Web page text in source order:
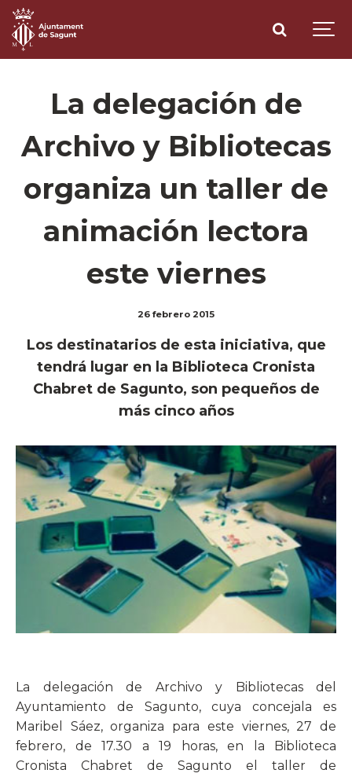
La delegación de
Archivo y Bibliotecas
organiza un taller de
animación lectora
este viernes
26 febrero 2015
Los destinatarios de esta iniciativa, que
tendrá lugar en la Biblioteca Cronista
Chabret de Sagunto, son pequeños de
más cinco años
La delegación de Archivo y Bibliotecas del
Ayuntamiento de Sagunto, cuya concejala es
Maribel Sáez, organiza para este viernes, 27 de
febrero, de 17.30 a 19 horas, en la Biblioteca
Cronista Chabret de Sagunto el taller de